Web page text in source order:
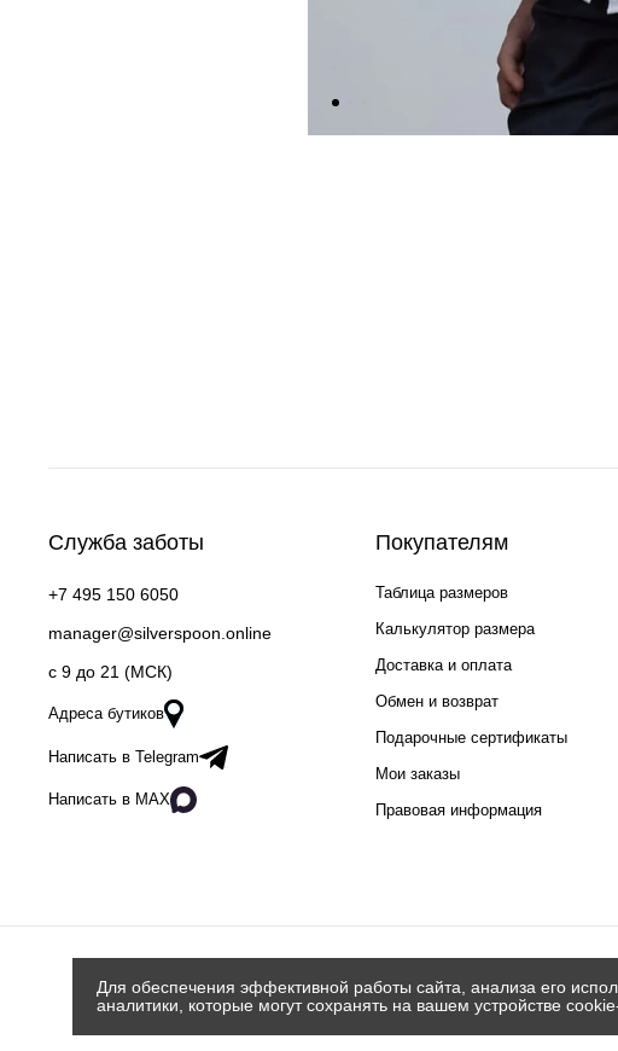
Служба заботы
+7 495 150 6050
manager@silverspoon.online
c 9 до 21 (МСК)
Адреса бутиков
Написать в Telegram
Написать в MAX
Покупателям
Таблица размеров
Калькулятор размера
Доставка и оплата
Обмен и возврат
Подарочные сертификаты
Мои заказы
Правовая информация
Для обеспечения эффективной работы сайта, анализа его
аналитики, которые могут сохранять на вашем устройстве